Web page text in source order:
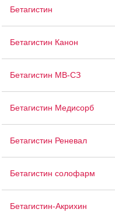
Бетагистин
Бетагистин Канон
Бетагистин МВ-СЗ
Бетагистин Медисорб
Бетагистин Реневал
Бетагистин солофарм
Бетагистин-Акрихин